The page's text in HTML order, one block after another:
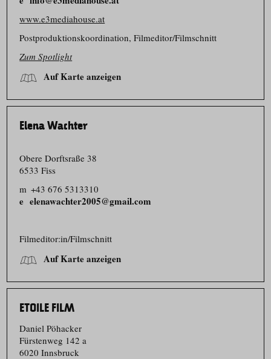
www.e3mediahouse.at
Postproduk­ti­ons­ko­or­dination, Filmeditor/​Filmschnitt
Zum Spotlight
Auf Karte anzeigen
Elena Wachter
Obere Dorftsraße 38
6533 Fiss
m +43 676 5313310
elenawachter2005@gmail.com
Filmeditor:in/​Filmschnitt
Auf Karte anzeigen
ETOILE FILM
Daniel Pöhacker
Fürstenweg 142 a
6020 Innsbruck